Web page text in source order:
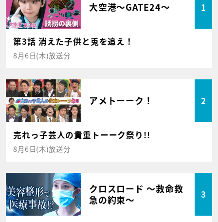
大空港～GATE24～ 1
第3話 消えた子供と兎を追え！
8月6日(木)放送分
アメトーーク！ 2
売れっ子芸人の貴重トーーク祭り!!
8月6日(木)放送分
クロスロード ～救命救
急の約束～
3